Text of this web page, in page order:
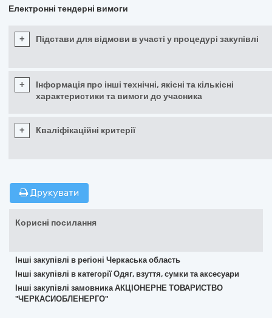
Електронні тендерні вимоги
+ Підстави для відмови в участі у процедурі закупівлі
+
Інформація про інші технічні, якісні та кількісні
характеристики та вимоги до учасника
+ Кваліфікаційні критерії
Друкувати
Корисні посилання
Інші закупівлі в регіоні Черкаська область
Інші закупівлі в категорії Одяг, взуття, сумки та аксесуари
Інші закупівлі замовника АКЦІОНЕРНЕ ТОВАРИСТВО
"ЧЕРКАСИОБЛЕНЕРГО"